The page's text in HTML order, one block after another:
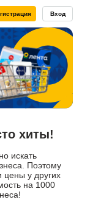
Вход
хиты!
искать
Поэтому
цены у других
на 1000
700 41 13